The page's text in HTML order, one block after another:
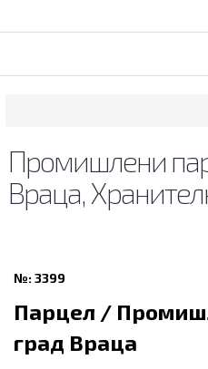
Промишлени
Враца,
№: 3399
Парцел /
град Враца